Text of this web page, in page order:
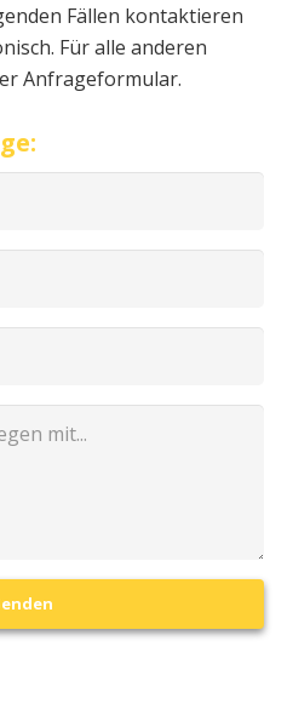
Für alle anderen
Anfrageformular.